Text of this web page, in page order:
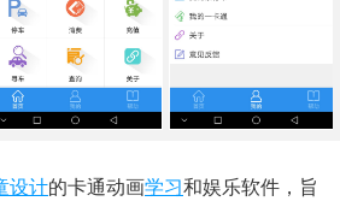
设计的卡通动画学习和娱乐软件，旨